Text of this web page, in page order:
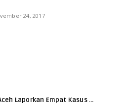
24, 2017
Laporkan Empat Kasus ...